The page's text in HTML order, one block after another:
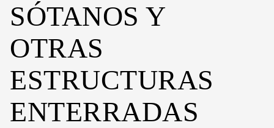
SÓTANOS Y
OTRAS
ESTRUCTURAS
ENTERRADAS